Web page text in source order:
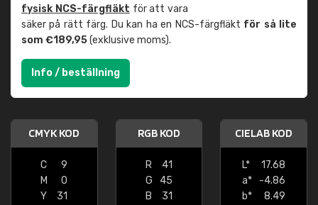
fysisk NCS-färgfläkt för att vara
säker på rätt färg. Du kan ha en NCS-färgfläkt för så lite
som €189,95(exklusive moms).
Info / beställning
CMYK KOD
C
9
M
0
Y
31
RGB KOD
R
41
G
45
B
31
CIELAB KOD
L*
17.68
a*
-4.86
b*
8.49